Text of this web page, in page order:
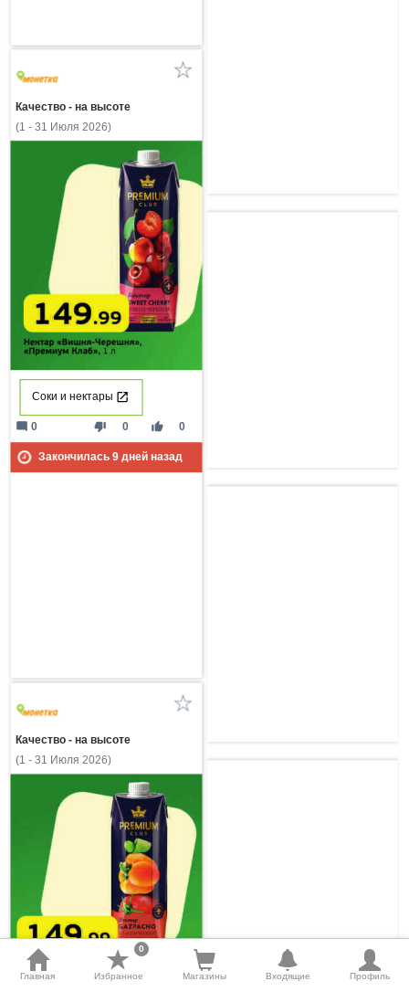
Качество - на высоте
(1 - 31 Июля 2026)
Соки и нектары
thumb_down 0 thumb_up 0
mode_comment 0
Закончилась 9дней назад
Качество - на высоте
(1 - 31 Июля 2026)
Главная Избранное
0
Магазины Входящие Профиль